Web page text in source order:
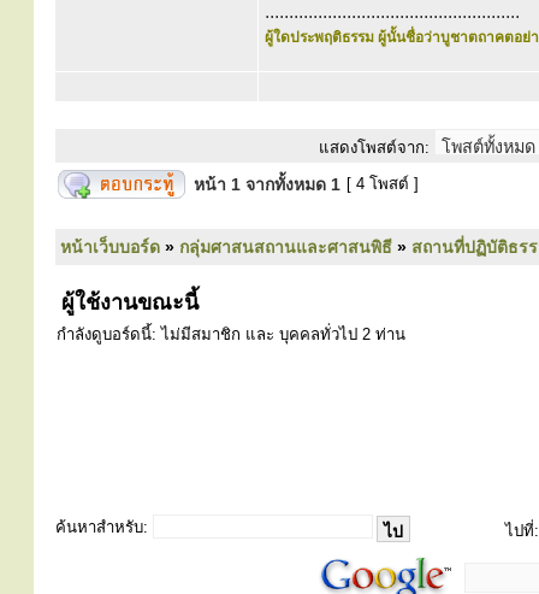
.....................................................
ผู้ใดประพฤติธรรม ผู้นั้นชื่อว่าบูชาตถาคตอย่า
แสดงโพสต์จาก:
หน้า 1 จากทั้งหมด 1 [ 4 โพสต์ ]
หน้าเว็บบอร์ด » กลุ่มศาสนสถานและศาสนพิธี » สถานที่ปฏิบัติธร
ผู้ใช้งานขณะนี้
กำลังดูบอร์ดนี้: ไม่มีสมาชิก และ บุคคลทั่วไป 2 ท่าน
ค้นหาสำหรับ: ไปที่: